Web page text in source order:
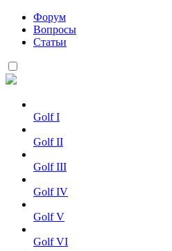
Форум
Вопросы
Статьи
Golf I
Golf II
Golf III
Golf IV
Golf V
Golf VI